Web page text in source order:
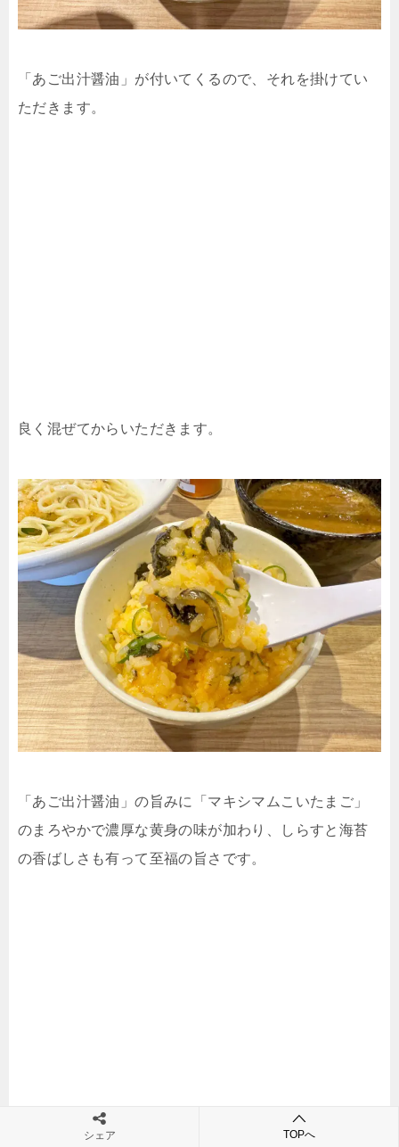
「あご出汁醤油」が付いてくるので、それを掛けてい
ただきます。
良く混ぜてからいただきます。
「あご出汁醤油」の旨みに「マキシマムこいたまご」
のまろやかで濃厚な黄身の味が加わり、しらすと海苔
の香ばしさも有って至福の旨さです。
シェア TOPへ